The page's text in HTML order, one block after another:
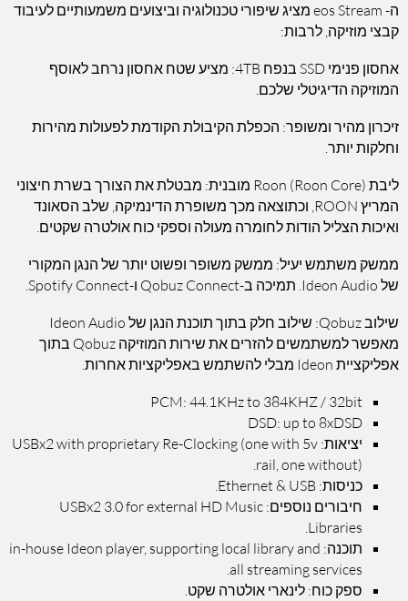
ה- eos Stream מציג שיפורי טכנולוגיה וביצועים משמעותיים לעיבוד
קבצי מוזיקה, לרבות:
אחסון פנימי SSD בנפח 4TB: מציע שטח אחסון נרחב לאוסף
המוזיקה הדיגיטלי שלכם.
זיכרון מהיר ומשופר: הכפלת הקיבולת הקודמת לפעולות מהירות
וחלקות יותר.
ליבת Roon (Roon Core) מובנית: מבטלת את הצורך בשרת חיצוני
המריץ ROON, וכתוצאה מכך משופרת הדינמיקה, שלב הסאונד
ואיכות הצליל הודות לחומרה מעולה וספקי כוח אולטרה שקטים.
ממשק משתמש יעיל: ממשק משופר ופשוט יותר של הנגן המקורי
של Ideon Audio. תמיכה ב-Qobuz Connect ו-Spotify Connect.
שילוב Qobuz: שילוב חלק בתוך תוכנת הנגן של Ideon Audio
מאפשר למשתמשים להזרים את שירות המוזיקה Qobuz בתוך
אפליקציית Ideon מבלי להשתמש באפליקציות אחרות.
PCM: 44.1KHz to 384KHZ / 32bit
DSD: up to 8xDSD
יציאות: USBx2 with proprietary Re-Clocking (one with 5v
rail, one without).
כניסות: Ethernet & USB.
חיבורים נוספים: USBx2 3.0 for external HD Music
Libraries.
תוכנה: in-house Ideon player, supporting local library and
all streaming services.
ספק כוח: לינארי אולטרה שקט.